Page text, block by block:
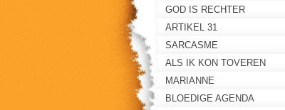
VRAGEN
GOD IS RECHTER
ARTIKEL 31
SARCASME
ALS IK KON TOVEREN
MARIANNE
BLOEDIGE AGENDA